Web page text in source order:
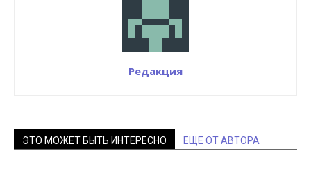
Редакция
ЭТО МОЖЕТ БЫТЬ ИНТЕРЕСНО ЕЩЕ ОТ АВТОРА